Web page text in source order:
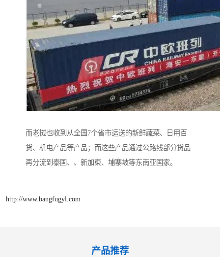
而老挝也收到从全国7个省市运送的新鲜蔬菜、日用百
货、机电产品等产品；而这些产品通过公路线部分货品
再分流到泰国、、新加柬、埔寨坡等东南亚国家。
http://www.bangfugyl.com
产品推荐